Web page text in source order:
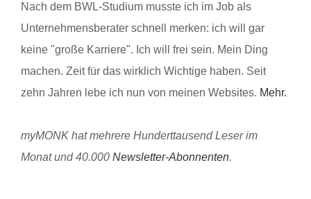
Nach dem BWL-Studium musste ich im Job als
Unternehmensberater schnell merken: ich will gar
keine "große Karriere". Ich will frei sein. Mein Ding
machen. Zeit für das wirklich Wichtige haben. Seit
zehn Jahren lebe ich nun von meinen Websites. Mehr.
myMONK hat mehrere Hunderttausend Leser im
Monat und 40.000 Newsletter-Abonnenten.